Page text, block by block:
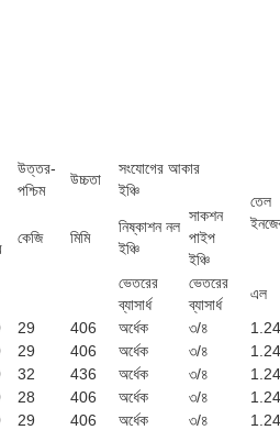
উত্তর-
পশ্চিম
উচ্চতা
সংযোগের আকার
ইঞ্চি
তেল
কেজি মিমি
নিষ্কাশন নল
ইঞ্চি
সাকশন
পাইপ
ইঞ্চি
ভেতরের
ব্যাসার্ধ
ভেতরের
ব্যাসার্ধ
এল
29 406 অর্ধেক ৩/৪
1.24
29 406 অর্ধেক ৩/৪
1.24
32 436 অর্ধেক ৩/৪
1.24
28 406 অর্ধেক ৩/৪
1.24
29 406 অর্ধেক ৩/৪
1.24